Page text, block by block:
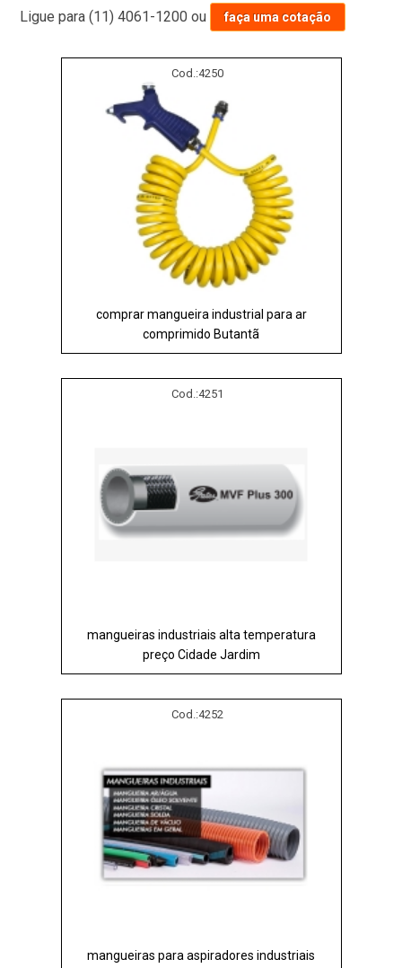
Ligue para(11) 4061-1200 ou faça uma cotação
Cod.:4250
comprar mangueira industrial para ar
comprimido Butantã
Cod.:4251
mangueiras industriais alta temperatura
preço Cidade Jardim
Cod.:4252
mangueiras para aspiradores industriais